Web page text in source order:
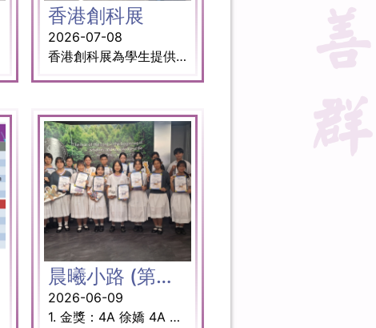
香港創科展
2026-07-08
香港創科展為學生提供一個向大眾展現創意的平台，以比賽形式讓同學運用科學及創意解決生活上各式各樣的難題。學生透過科學、科技和設計的應用製作原型實體，學習如何優化作品及表達創新概念。 獎項: 優異獎 3B聶光佑 (隊長) 3A曹詩琪 3D陳柏昕 3D林熙媚 指導老師： 譚以諒老師
晨曦小路 (第二旅程)：與AI合作的動畫創作旅程
2026-06-09
1. 金獎：4A 徐嬌 4A 黃子泳 4A 曾司蕙 2. 銀獎：4A 黃仴佟 3A梁海霖 5D 謝迦嵐 4A 劉玥希 4A 黃景堯 3. 銅獎：4D 姚穎君 4C 張辰露 4D 黃卓嵐 4. 優異獎：4A 雷悅 4A 謝恩翹 4A 謝昇泯 5. 優異獎：4A 鄧楚鈺 4C 張釋文 4D 肖璠